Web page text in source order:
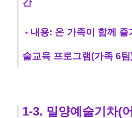
간
- 내용: 온 가족이 함께 즐
술교육 프로그램(가족 6
1-3. 밀양예술기차(